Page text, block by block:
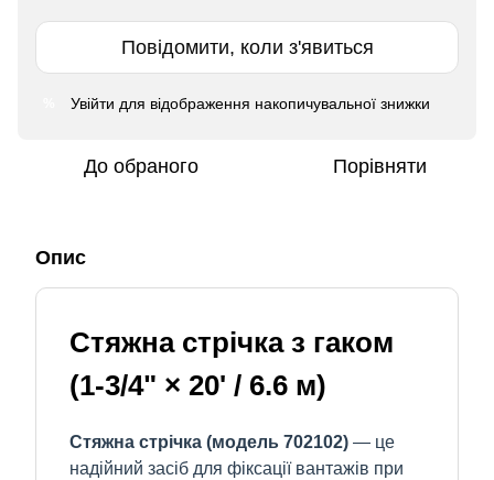
Повідомити, коли з'явиться
Увійти для відображення накопичувальної знижки
До обраного Порівняти
Опис
Стяжна стрічка з гаком
(1-3/4" × 20' / 6.6 м)
Стяжна стрічка (модель 702102) — це
надійний засіб для фіксації вантажів при